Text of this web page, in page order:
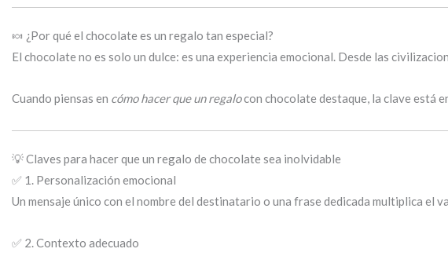
🍬 ¿Por qué el chocolate es un regalo tan especial?
El chocolate no es solo un dulce: es una experiencia emocional. Desde las
Cuando piensas en cómo hacer que un regalocon chocolate destaque, la clave está
💡 Claves para hacer que un regalo de chocolate sea inolvidable
✅ 1. Personalización emocional
Un mensaje único con el nombre del destinatario o una frase dedicada multiplica el
✅ 2. Contexto adecuado